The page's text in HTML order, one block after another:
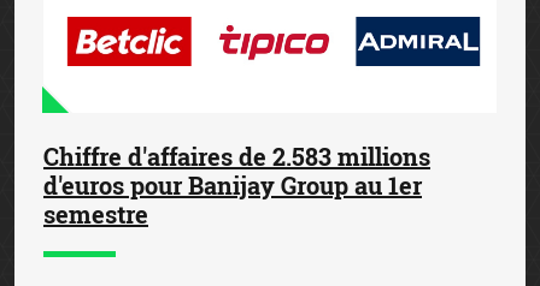
Chiffre d'affaires de 2.583 millions
d'euros pour Banijay Group au 1er
semestre